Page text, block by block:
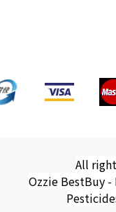
All
Ozzie BestBuy